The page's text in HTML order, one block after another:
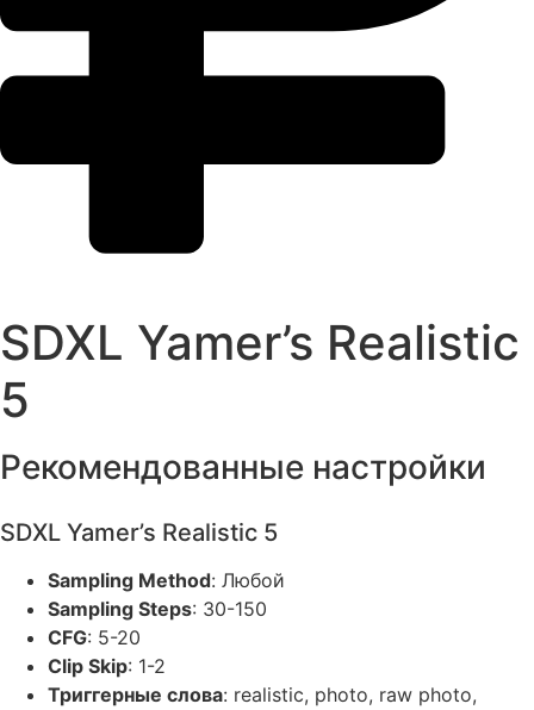
SDXL Yamer’s Realistic
5
Рекомендованные настройки
SDXL Yamer’s Realistic 5
Sampling Method: Любой
Sampling Steps: 30-150
CFG: 5-20
Clip Skip: 1-2
Триггерные слова: realistic, photo, raw photo,